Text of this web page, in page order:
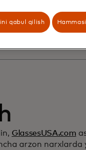
GlassesUSA.com
arzon
qabul qilish